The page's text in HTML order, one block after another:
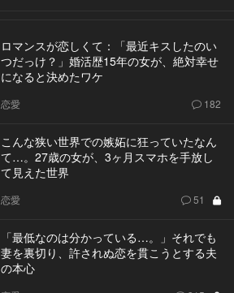
ロマンスが恋しくて：「最近キスしたのい
つだっけ？」婚活歴15年の女が、絶対幸せ
になると決めたワケ
恋愛 182
こんな狭い世界での嫉妬に狂っていたなん
て…。27歳の女が、3ヶ月スマホを手放し
て見えた世界
恋愛 51
「最低なのは分かっている…。」それでも
妻を裏切り、許されぬ恋を貫こうとする夫
の本心